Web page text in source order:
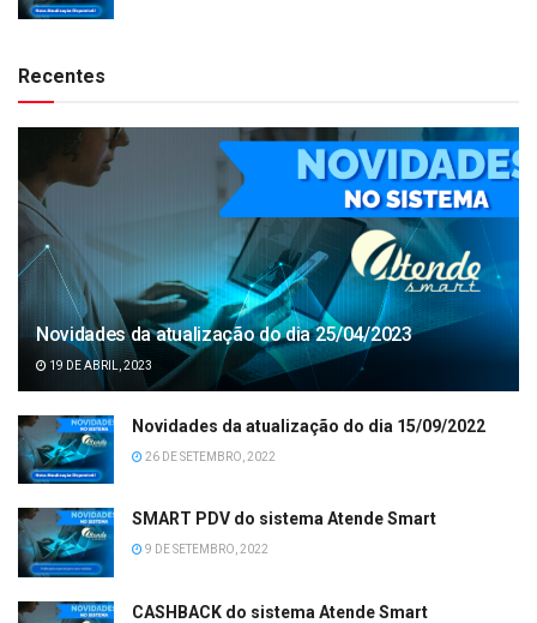
Recentes
Novidades da atualização do dia 25/04/2023
19 DE ABRIL, 2023
Novidades da atualização do dia 15/09/2022
26 DE SETEMBRO, 2022
SMART PDV do sistema Atende Smart
9 DE SETEMBRO, 2022
CASHBACK do sistema Atende Smart